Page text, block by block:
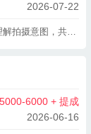
2026-07-22
岗位职责：1.默契搭档：全程配合摄影师，理解拍摄意图，共同完成每日约3组的拍摄任务。2.快乐引导：运用你的亲和力与技巧，引导和调动不同年龄段的宝宝（0-12岁）的情绪和状态，捕捉他们最自然、最动人的瞬间。3.贴心守护：耐心照顾拍摄中的宝宝，确保他们的安全与舒适，缓解陌生环境的紧张感，让拍摄过程轻松愉快！4.氛围营造：与家长进行良好的沟通，协助营造温馨、专业的拍摄氛围。5后勤小能手：协助整理、维护拍摄道具与场景，保持工作区域整洁有效。 经验加分：有儿童相关行业（如幼师、保育、亲子活动策划等）服务行业或销售经验者优先，但最重要的是有一颗爱孩子的（心欢迎应届毕业生或转行人士应聘） 我们将为你提供专业的成长培训：提供儿童心理、引导技巧、摄影基础知识等岗位及在岗培训。 清晰发展路径：清晰的职业晋升通道（如：资深引导师、店长助理等） 暖心的员工福利：（五险、带薪年假、节日福利、员工拍摄优惠、定期团建） 如果渴望一份充满笑声与成就感的工作，如果你愿意用你的热情和耐心，陪伴孩子们度过一段快乐的拍摄时光，我们非常期待你的加入！
5000-6000 + 提成
2026-06-16